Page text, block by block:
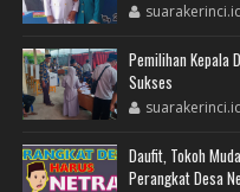
Pemilihan Kepala
Sukses
Daufit, Tokoh
Perangkat Desa